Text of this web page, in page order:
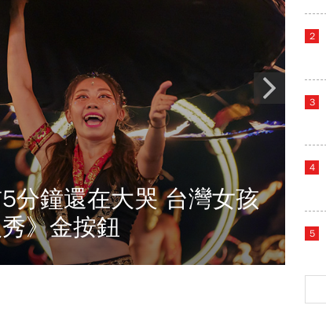
5分鐘還在大哭 台灣女孩
》金按鈕
2
3
4
5